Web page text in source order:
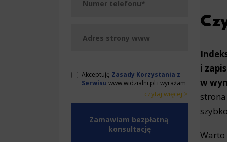
Akceptuję Zasady Korzystania z
Serwisu www.widzialni.pl i wyrażam
zgodę na przetwarzanie przez
WeNet Group S.A., WeNet sp. z o.o.,
przeze mnie danych osobowych na
warunkach opisanych w Zasadach.
Oświadczam, że są mi znane cele
czytaj więcej >
< zwiń
i
w
Warto